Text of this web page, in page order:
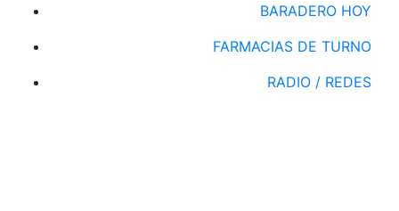
BARADERO HOY
FARMACIAS DE TURNO
RADIO / REDES